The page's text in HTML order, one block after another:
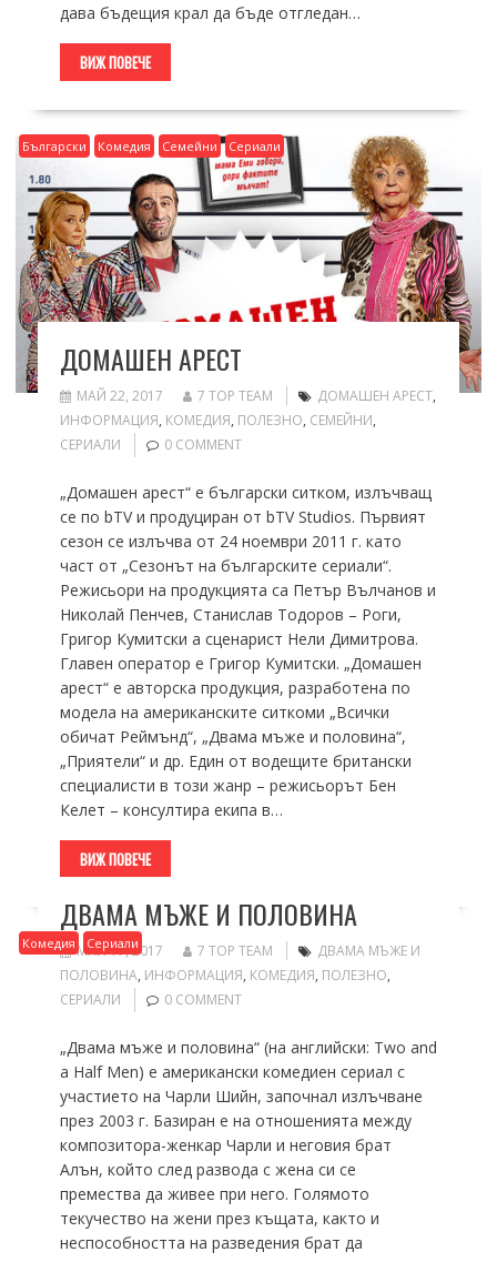
дава бъдещия крал да бъде отгледан…
ВИЖ ПОВЕЧЕ
Български Комедия Семейни Сериали
ДОМАШЕН АРЕСТ
МАЙ 22, 2017 7 TOP TEAM ДОМАШЕН АРЕСТ,
ИНФОРМАЦИЯ, КОМЕДИЯ, ПОЛЕЗНО, СЕМЕЙНИ,
СЕРИАЛИ
0 COMMENT
„Домашен арест“ е български ситком, излъчващ
се по bTV и продуциран от bTV Studios. Първият
сезон се излъчва от 24 ноември 2011 г. като
част от „Сезонът на българските сериали“.
Режисьори на продукцията са Петър Вълчанов и
Николай Пенчев, Станислав Тодоров – Роги,
Григор Кумитски а сценарист Нели Димитрова.
Главен оператор е Григор Кумитски. „Домашен
арест“ е авторска продукция, разработена по
модела на американските ситкоми „Всички
обичат Реймънд“, „Двама мъже и половина“,
„Приятели“ и др. Един от водещите британски
специалисти в този жанр – режисьорът Бен
Келет – консултира екипа в…
ВИЖ ПОВЕЧЕ
Комедия Сериали
ДВАМА МЪЖЕ И ПОЛОВИНА
МАЙ 17, 2017 7 TOP TEAM
ДВАМА МЪЖЕ И
ПОЛОВИНА, ИНФОРМАЦИЯ, КОМЕДИЯ, ПОЛЕЗНО,
СЕРИАЛИ
0 COMMENT
„Двама мъже и половина“ (на английски: Two and
a Half Men) е американски комедиен сериал с
участието на Чарли Шийн, започнал излъчване
през 2003 г. Базиран е на отношенията между
композитора-женкар Чарли и неговия брат
Алън, който след развода с жена си се
премества да живее при него. Голямото
текучество на жени през къщата, както и
неспособността на разведения брат да